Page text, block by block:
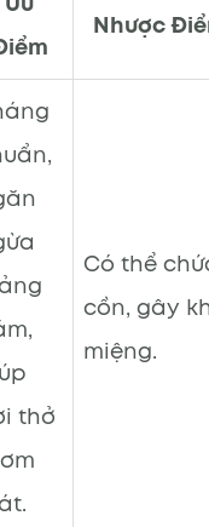
Nhược
thở
Có thể
cồn, gây
miệng.